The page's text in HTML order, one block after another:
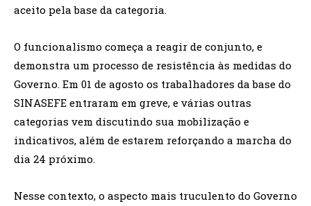
aceito pela base da categoria.
O funcionalismo começa a reagir de conjunto, e
demonstra um processo de resistência às medidas do
Governo. Em 01 de agosto os trabalhadores da base do
SINASEFE entraram em greve, e várias outras
categorias vem discutindo sua mobilização e
indicativos, além de estarem reforçando a marcha do
dia 24 próximo.
Nesse contexto, o aspecto mais truculento do Governo